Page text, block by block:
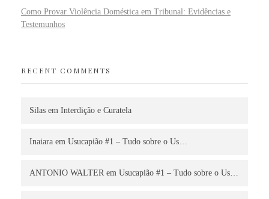
Como Provar Violência Doméstica em Tribunal: Evidências e
Testemunhos
RECENT COMMENTS
Silas em Interdição e Curatela
Inaiara em Usucapião #1 – Tudo sobre o Us…
ANTONIO WALTER em Usucapião #1 – Tudo sobre o Us…